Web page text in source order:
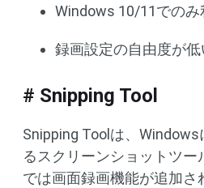
Windows 10/11でのみ
録画設定の自由度が低
# Snipping Tool
Snipping Toolは、
るスクリーンショットツー
では画面録画機能が追加さ